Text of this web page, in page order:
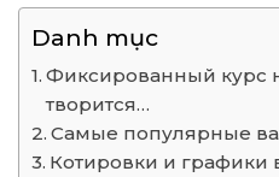
Danh mục
Фиксированный курс
творится…
Самые популярные
Котировки и графики